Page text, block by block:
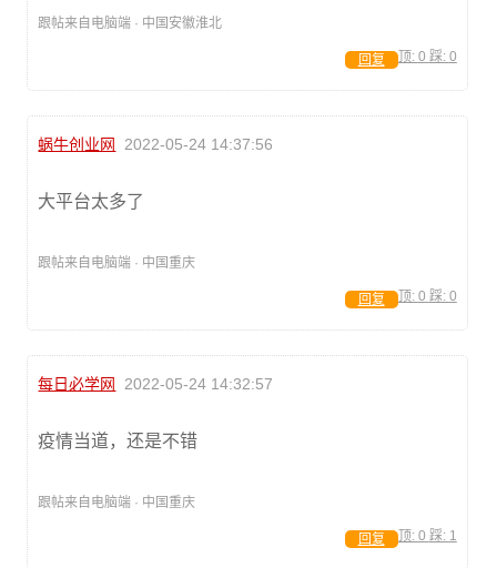
跟帖来自电脑端 · 中国安徽淮北
顶: 0 踩: 0
回复
蜗牛创业网 2022-05-24 14:37:56
大平台太多了
跟帖来自电脑端 · 中国重庆
顶: 0 踩: 0
回复
每日必学网 2022-05-24 14:32:57
疫情当道，还是不错
跟帖来自电脑端 · 中国重庆
顶: 0 踩: 1
回复